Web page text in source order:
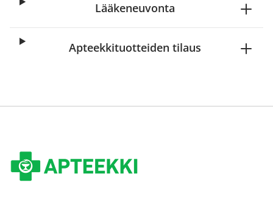
Lääkeneuvonta
Apteekkituotteiden tilaus